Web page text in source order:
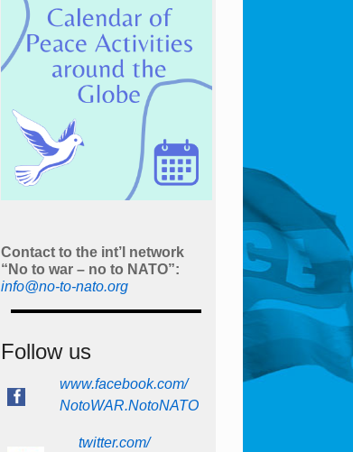
Contact to the int’l network
“No to war – no to NATO”:
info@no-to-nato.org
Follow us
www.facebook.com/
NotoWAR.NotoNATO
twitter.com/